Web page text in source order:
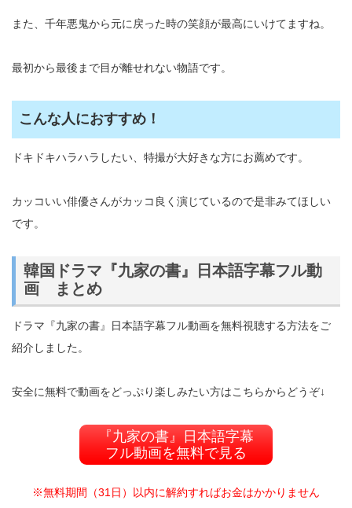
また、千年悪鬼から元に戻った時の笑顔が最高にいけてますね。
最初から最後まで目が離せれない物語です。
こんな人におすすめ！
ドキドキハラハラしたい、特撮が大好きな方にお薦めです。
カッコいい俳優さんがカッコ良く演じているので是非みてほしい
です。
韓国ドラマ『九家の書』日本語字幕フル動
画 まとめ
ドラマ『九家の書』日本語字幕フル動画を無料視聴する方法をご
紹介しました。
安全に無料で動画をどっぷり楽しみたい方はこちらからどうぞ↓
『九家の書』日本語字幕
フル動画を無料で見る
※無料期間（31日）以内に解約すればお金はかかりません